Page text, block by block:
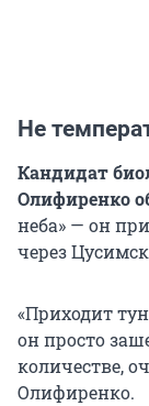
Не
Кандидат
Олифиренко
неба» — он
через
«Приходит
он просто
количестве,
Олифиренко.